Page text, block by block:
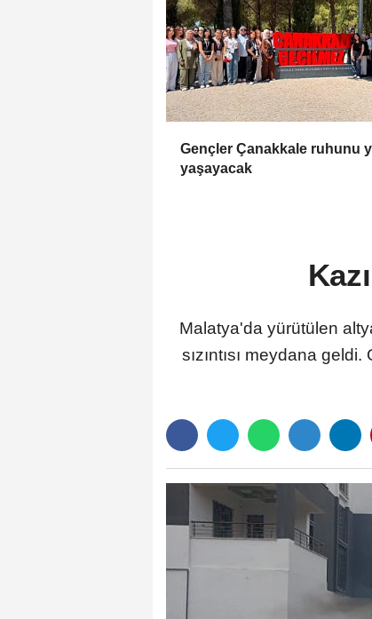
Gençler Çanakkale ruhunu
yaşayacak
Malatya'da yürütülen
sızıntısı meydana